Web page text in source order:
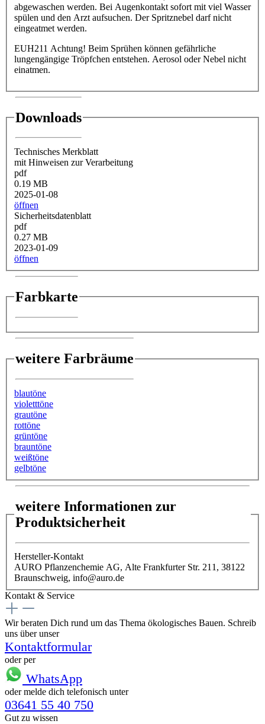
abgewaschen werden. Bei Augenkontakt sofort mit viel Wasser
spülen und den Arzt aufsuchen. Der Spritznebel darf nicht
eingeatmet werden.
EUH211 Achtung! Beim Sprühen können gefährliche
lungengängige Tröpfchen entstehen. Aerosol oder Nebel nicht
einatmen.
Downloads
Technisches Merkblatt
mit Hinweisen zur Verarbeitung
pdf
0.19 MB
2025-01-08
öffnen
Sicherheitsdatenblatt
pdf
0.27 MB
2023-01-09
öffnen
Farbkarte
weitere Farbräume
blautöne
violetttöne
grautöne
rottöne
grüntöne
brauntöne
weißtöne
gelbtöne
weitere Informationen zur
Produktsicherheit
Hersteller-Kontakt
AURO Pflanzenchemie AG, Alte Frankfurter Str. 211, 38122
Braunschweig, info@auro.de
Kontakt & Service
Wir beraten Dich rund um das Thema ökologisches Bauen. Schreib
uns über unser
Kontaktformular
oder per
WhatsApp
oder melde dich telefonisch unter
03641 55 40 750
Gut zu wissen